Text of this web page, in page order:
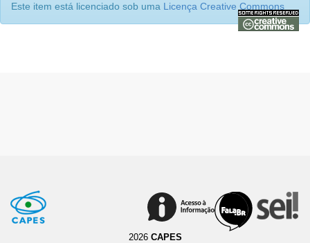
Este item está licenciado sob uma Licença Creative Commons
2026 CAPES